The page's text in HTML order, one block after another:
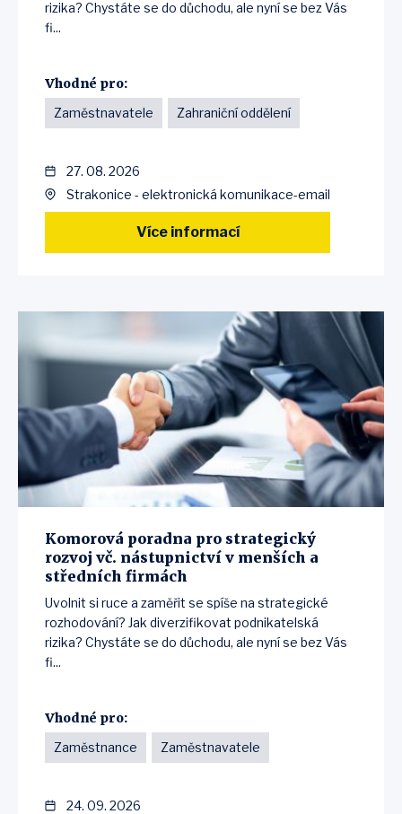
rizika? Chystáte se do důchodu, ale nyní se bez Vás
fi...
Vhodné pro:
Zaměstnavatele Zahraniční oddělení
27. 08. 2026
Strakonice - elektronická komunikace-email
Více informací
Komorová poradna pro strategický
rozvoj vč. nástupnictví v menších a
středních firmách
Uvolnit si ruce a zaměřit se spíše na strategické
rozhodování? Jak diverzifikovat podnikatelská
rizika? Chystáte se do důchodu, ale nyní se bez Vás
fi...
Vhodné pro:
Zaměstnance Zaměstnavatele
24. 09. 2026